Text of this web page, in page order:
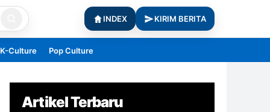
INDEX KIRIM BERITA
K-Culture Pop Culture
Artikel Terbaru